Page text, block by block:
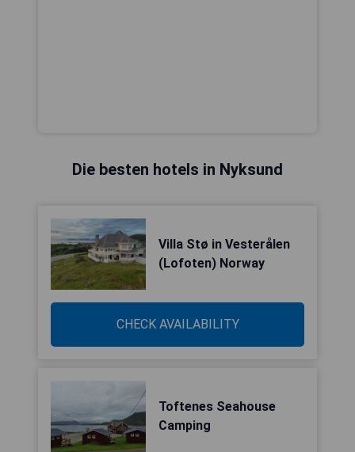
Die besten hotels in Nyksund
Villa Stø in Vesterålen
(Lofoten) Norway
CHECK AVAILABILITY
Toftenes Seahouse
Camping